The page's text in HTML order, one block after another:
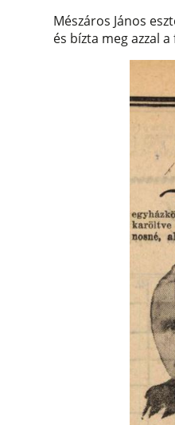
Mészáros János
és bízta meg azzal